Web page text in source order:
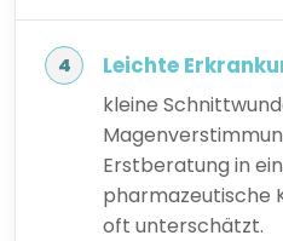
Leichte
kleine
Erstberatung in
pharmazeutische
oft unterschätzt.